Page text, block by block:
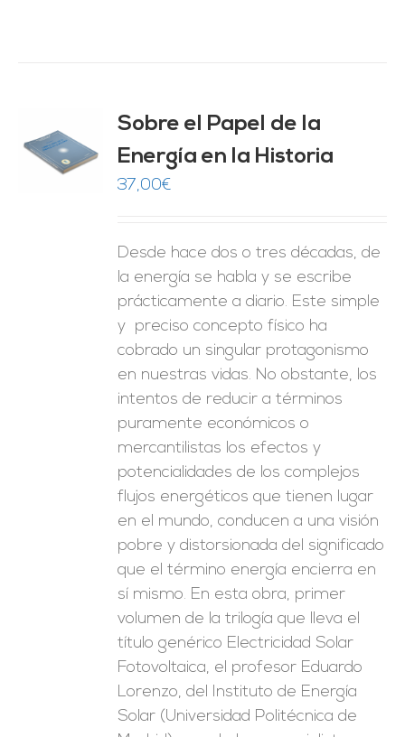
Sobre el Papel de la
Energía en la Historia
37,00€
Desde hace dos o tres décadas, de
la energía se habla y se escribe
prácticamente a diario. Este simple
y preciso concepto físico ha
cobrado un singular protagonismo
en nuestras vidas. No obstante, los
intentos de reducir a términos
puramente económicos o
mercantilistas los efectos y
potencialidades de los complejos
flujos energéticos que tienen lugar
en el mundo, conducen a una visión
pobre y distorsionada del significado
que el término energía encierra en
sí mismo. En esta obra, primer
volumen de la trilogía que lleva el
título genérico Electricidad Solar
Fotovoltaica, el profesor Eduardo
Lorenzo, del Instituto de Energía
Solar (Universidad Politécnica de